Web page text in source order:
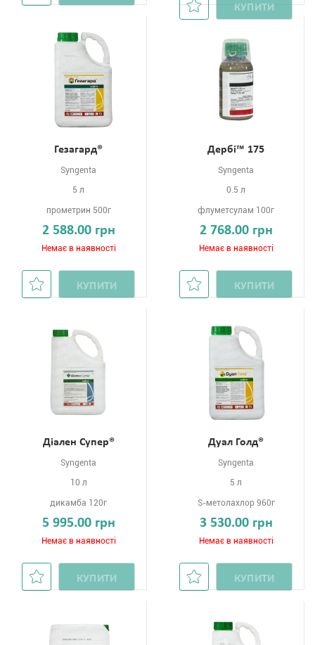
КУПИТИ
Гезагард®
Syngenta
5 л
прометрин 500г
2 588.00 грн
Немає в наявності
КУПИТИ
Дербі™ 175
Syngenta
0.5 л
флуметсулам 100г
2 768.00 грн
Немає в наявності
КУПИТИ
Діален Супер®
Syngenta
10 л
дикамба 120г
5 995.00 грн
Немає в наявності
КУПИТИ
Дуал Голд®
Syngenta
5 л
S-метолахлор 960г
3 530.00 грн
Немає в наявності
КУПИТИ